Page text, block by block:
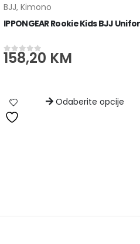
BJJ, Kimono
od 5
158,20 KM
Odaberite opcije